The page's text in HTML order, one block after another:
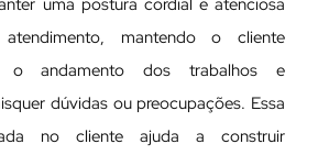
uma postura cordial e atenciosa
mantendo o cliente
o andamento dos trabalhos e
dúvidas ou preocupações. Essa
no cliente ajuda a construir